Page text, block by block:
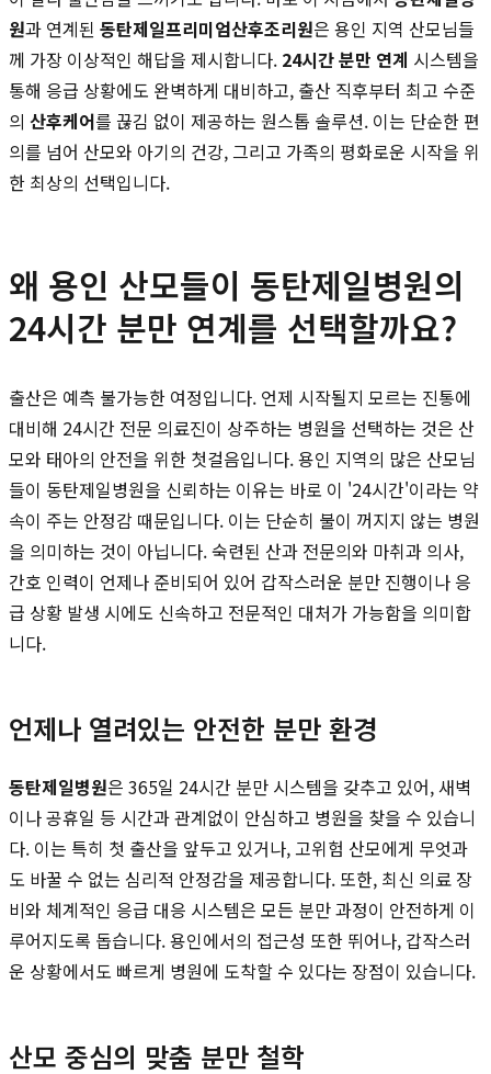
원과 연계된 동탄제일프리미엄산후조리원은 용인 지역 산모님들
께 가장 이상적인 해답을 제시합니다. 24시간 분만 연계 시스템을
통해 응급 상황에도 완벽하게 대비하고, 출산 직후부터 최고 수준
의 산후케어를 끊김 없이 제공하는 원스톱 솔루션. 이는 단순한 편
의를 넘어 산모와 아기의 건강, 그리고 가족의 평화로운 시작을 위
한 최상의 선택입니다.
왜 용인 산모들이 동탄제일병원의
24시간 분만 연계를 선택할까요?
출산은 예측 불가능한 여정입니다. 언제 시작될지 모르는 진통에
대비해 24시간 전문 의료진이 상주하는 병원을 선택하는 것은 산
모와 태아의 안전을 위한 첫걸음입니다. 용인 지역의 많은 산모님
들이 동탄제일병원을 신뢰하는 이유는 바로 이 '24시간'이라는 약
속이 주는 안정감 때문입니다. 이는 단순히 불이 꺼지지 않는 병원
을 의미하는 것이 아닙니다. 숙련된 산과 전문의와 마취과 의사,
간호 인력이 언제나 준비되어 있어 갑작스러운 분만 진행이나 응
급 상황 발생 시에도 신속하고 전문적인 대처가 가능함을 의미합
니다.
언제나 열려있는 안전한 분만 환경
동탄제일병원은 365일 24시간 분만 시스템을 갖추고 있어, 새벽
이나 공휴일 등 시간과 관계없이 안심하고 병원을 찾을 수 있습니
다. 이는 특히 첫 출산을 앞두고 있거나, 고위험 산모에게 무엇과
도 바꿀 수 없는 심리적 안정감을 제공합니다. 또한, 최신 의료 장
비와 체계적인 응급 대응 시스템은 모든 분만 과정이 안전하게 이
루어지도록 돕습니다. 용인에서의 접근성 또한 뛰어나, 갑작스러
운 상황에서도 빠르게 병원에 도착할 수 있다는 장점이 있습니다.
산모 중심의 맞춤 분만 철학